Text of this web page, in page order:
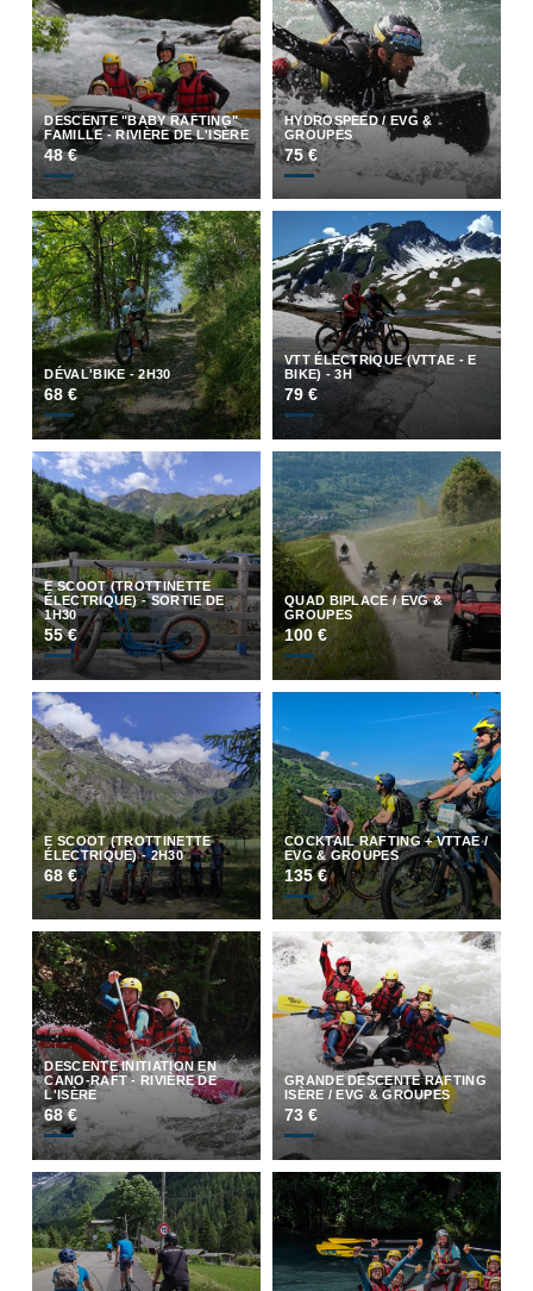
DESCENTE "BABY RAFTING"
FAMILLE - RIVIÈRE DE L'ISÈRE
48 €
HYDROSPEED / EVG &
GROUPES
75 €
DÉVAL'BIKE - 2H30
68 €
VTT ÉLECTRIQUE (VTTAE - E
BIKE) - 3H
79 €
E SCOOT (TROTTINETTE
ÉLECTRIQUE) - SORTIE DE
1H30
55 €
QUAD BIPLACE / EVG &
GROUPES
100 €
E SCOOT (TROTTINETTE
ÉLECTRIQUE) - 2H30
68 €
COCKTAIL RAFTING + VTTAE /
EVG & GROUPES
135 €
DESCENTE INITIATION EN
CANO-RAFT - RIVIÈRE DE
L'ISÈRE
68 €
GRANDE DESCENTE RAFTING
ISÈRE / EVG & GROUPES
73 €